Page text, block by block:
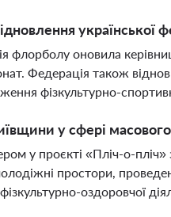
української
флорболу оновила
Федерація також
фізкультурно-
у сфері
у проєкті «Пліч-о-
простори,
оздоровчої